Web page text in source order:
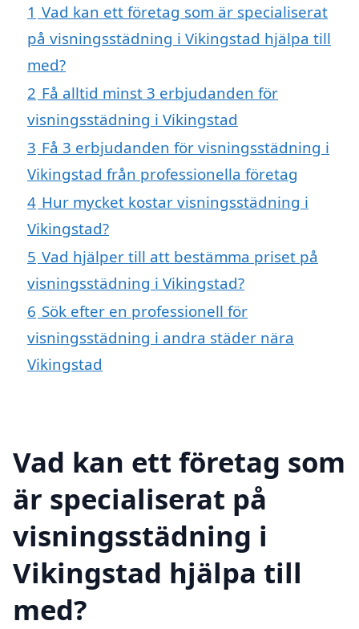
1 Vad kan ett företag som är specialiserat
på visningsstädning i Vikingstad hjälpa till
med?
2 Få alltid minst 3 erbjudanden för
visningsstädning i Vikingstad
3 Få 3 erbjudanden för visningsstädning i
Vikingstad från professionella företag
4 Hur mycket kostar visningsstädning i
Vikingstad?
5 Vad hjälper till att bestämma priset på
visningsstädning i Vikingstad?
6 Sök efter en professionell för
visningsstädning i andra städer nära
Vikingstad
Vad kan ett företag som
är specialiserat på
visningsstädning i
Vikingstad hjälpa till
med?